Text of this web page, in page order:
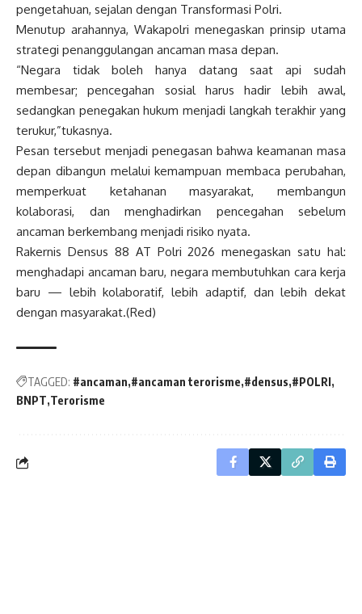
pengetahuan, sejalan dengan Transformasi Polri.
Menutup arahannya, Wakapolri menegaskan prinsip utama
strategi penanggulangan ancaman masa depan.
“Negara tidak boleh hanya datang saat api sudah
membesar; pencegahan sosial harus hadir lebih awal,
sedangkan penegakan hukum menjadi langkah terakhir yang
terukur,”tukasnya.
Pesan tersebut menjadi penegasan bahwa keamanan masa
depan dibangun melalui kemampuan membaca perubahan,
memperkuat ketahanan masyarakat, membangun
kolaborasi, dan menghadirkan pencegahan sebelum
ancaman berkembang menjadi risiko nyata.
Rakernis Densus 88 AT Polri 2026 menegaskan satu hal:
menghadapi ancaman baru, negara membutuhkan cara kerja
baru — lebih kolaboratif, lebih adaptif, dan lebih dekat
dengan masyarakat.(Red)
TAGGED: #ancaman #ancaman terorisme #densus #POLRI
BNPT Terorisme